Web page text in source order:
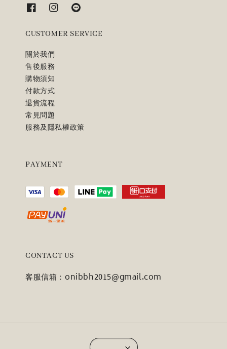
CUSTOMER SERVICE
關於我們
售後服務
購物須知
付款方式
退貨流程
常見問題
服務及隱私權政策
PAYMENT
CONTACT US
客服信箱：onibbh2015@gmail.com